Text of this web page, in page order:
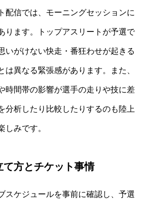
配信では、モーニングセッションに
ります。トップアスリートが予選で
いがけない快走・番狂わせが起きる
は異なる緊張感があります。また、
時間帯の影響が選手の走りや技に差
分析したり比較したりするのも陸上
しみです。
て方とチケット事情
スケジュールを事前に確認し、予選